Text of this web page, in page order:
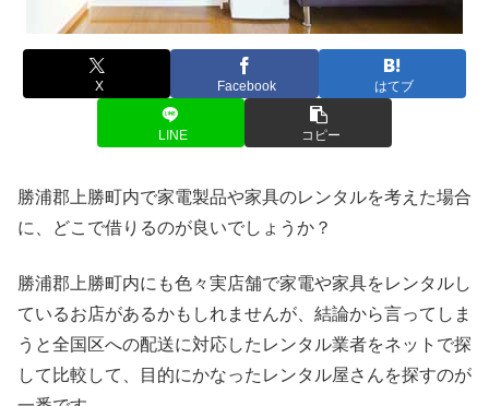
X Facebook はてブ
LINE コピー
勝浦郡上勝町内で家電製品や家具のレンタルを考えた場合
に、どこで借りるのが良いでしょうか？
勝浦郡上勝町内にも色々実店舗で家電や家具をレンタルし
ているお店があるかもしれませんが、結論から言ってしま
うと全国区への配送に対応したレンタル業者をネットで探
して比較して、目的にかなったレンタル屋さんを探すのが